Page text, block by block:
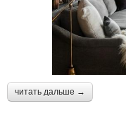
читать дальше →